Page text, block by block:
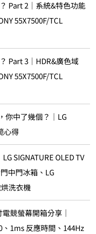
Part 2｜系統&特色功能
55X7500F/TCL
Part 3｜HDR&廣色域
55X7500F/TCL
你中了幾個？｜LG
心得
SIGNATURE OLED TV
中門冰箱、LG
洗衣機
競螢幕開箱分享｜
1ms 反應時間、144Hz